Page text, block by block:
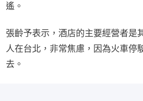
遙。
張齡予表示，酒店的主要經營者是
人在台北，非常焦慮，因為火車停
去。